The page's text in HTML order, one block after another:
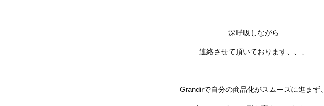
深呼吸しながら
連絡させて頂いております、、、
Grandirで自分の商品化がスムーズに進まず、